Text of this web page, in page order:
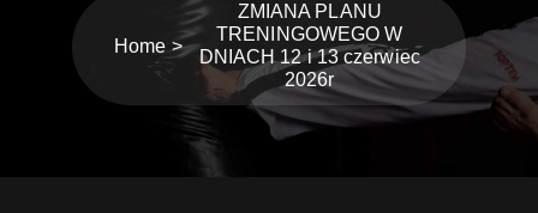
Home
ZMIANA PLANU
TRENINGOWEGO W
DNIACH 12 i 13 czerwiec
2026r